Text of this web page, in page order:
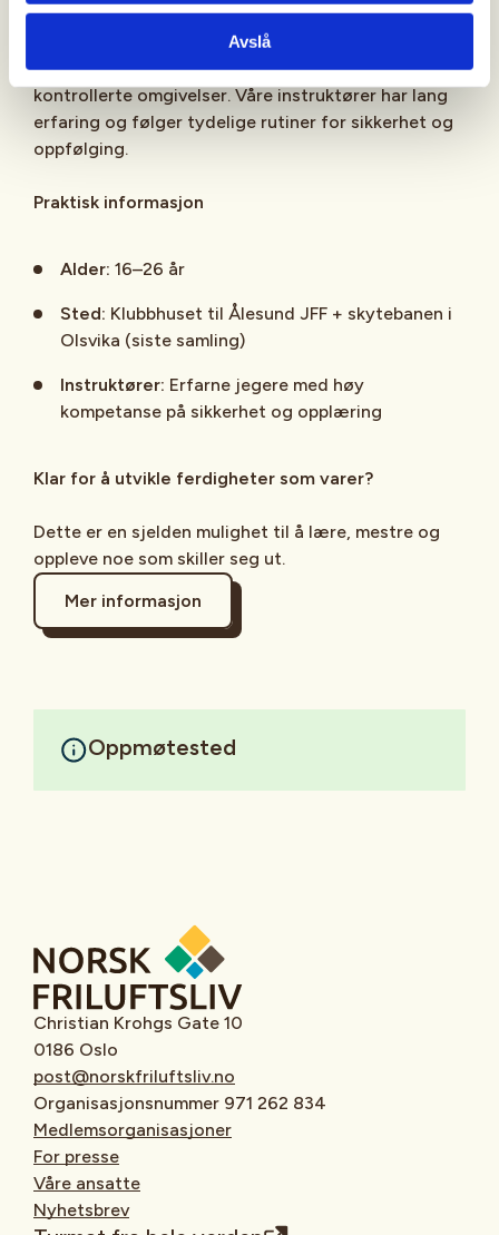
Avslå
på alvor.
Sikkerhet først: All aktivitet foregår i trygge og
kontrollerte omgivelser. Våre instruktører har lang
erfaring og følger tydelige rutiner for sikkerhet og
oppfølging.
Praktisk informasjon
Alder: 16–26 år
Sted: Klubbhuset til Ålesund JFF + skytebanen i
Olsvika (siste samling)
Instruktører: Erfarne jegere med høy
kompetanse på sikkerhet og opplæring
Klar for å utvikle ferdigheter som varer?
Dette er en sjelden mulighet til å lære, mestre og
oppleve noe som skiller seg ut.
Mer informasjon
Oppmøtested
Christian Krohgs Gate 10
0186 Oslo
post@norskfriluftsliv.no
Organisasjonsnummer 971 262 834
Medlemsorganisasjoner
For presse
Våre ansatte
Nyhetsbrev